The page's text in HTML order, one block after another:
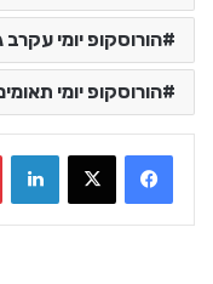
הורוסקופ יומי עקרב
הורוסקופ יומי
LinkedIn